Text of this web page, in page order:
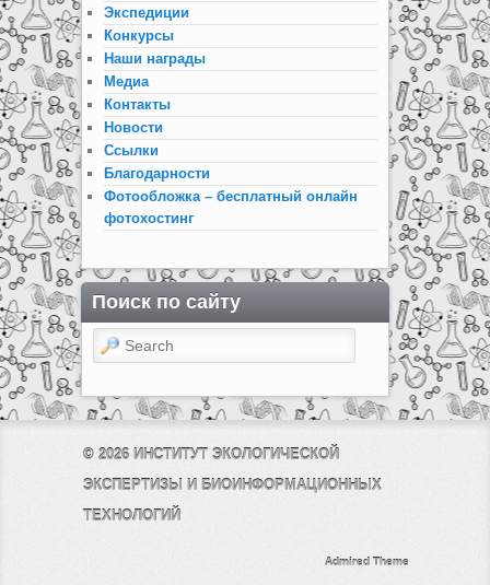
Экспедиции
Конкурсы
Наши награды
Медиа
Контакты
Новости
Ссылки
Благодарности
Фотообложка – бесплатный онлайн
фотохостинг
Поиск по сайту
Search
© 2026 ИНСТИТУТ ЭКОЛОГИЧЕСКОЙ
ЭКСПЕРТИЗЫ И БИОИНФОРМАЦИОННЫХ
ТЕХНОЛОГИЙ
Admired Theme